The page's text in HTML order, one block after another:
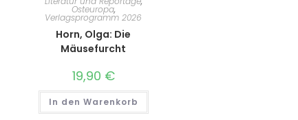
Osteuropa,
Verlagsprogramm 2026
Horn, Olga: Die
Mäusefurcht
19,90 €
In den Warenkorb